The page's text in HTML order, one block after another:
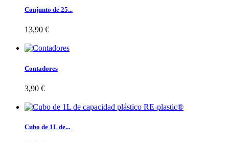
Conjunto de 25...
13,90 €
Contadores
3,90 €
Cubo de 1L de...